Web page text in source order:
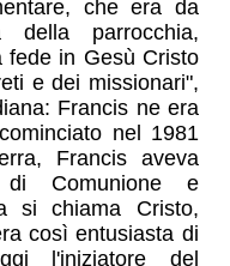
che era da
della parrocchia,
fede in Gesù Cristo
e dei missionari",
Francis ne era
nel 1981
Francis aveva
di Comunione e
si chiama Cristo,
così entusiasta di
l'iniziatore del